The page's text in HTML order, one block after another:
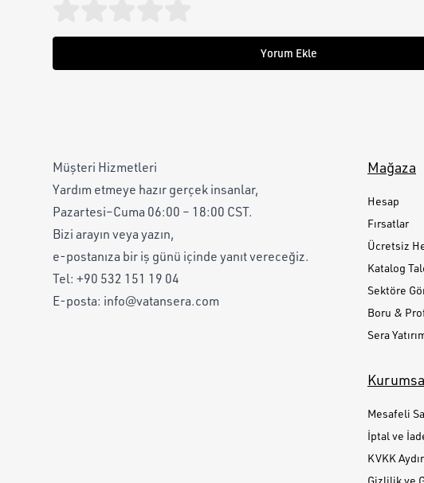
Yorum Ekle
Müşteri Hizmetleri
Yardım etmeye hazır gerçek insanlar,
Pazartesi–Cuma 06:00 – 18:00 CST.
Bizi arayın veya yazın,
e-postanıza bir iş günü içinde yanıt vereceğiz.
Tel: +90 532 151 19 04
E-posta: info@vatansera.com
Mağaza
Hesap
Fırsatlar
Ücretsiz
Katalog
Sektöre
Boru &
Sera
Mesafeli
İptal ve
KVKK
Gizlilik ve